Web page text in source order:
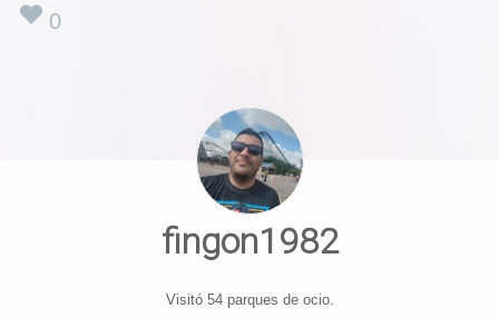
0
fingon1982
Visitó 54 parques de ocio.